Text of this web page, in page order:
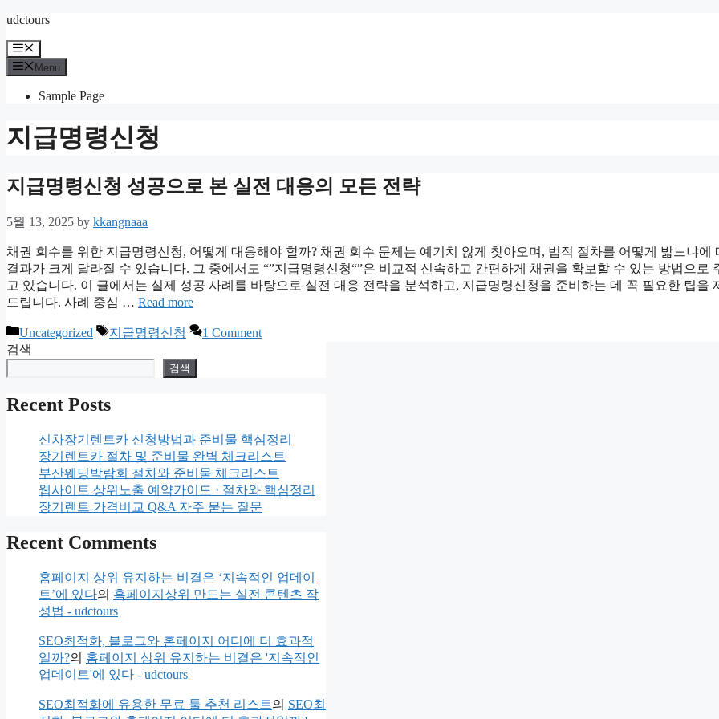
Skip
content
udctours
Menu
Menu
Sample Page
지급명령신청
지급명령신청 성공으로 본 실전 대응의 모든 전략
5월 13, 2025 by kkangnaaa
채권 회수를 위한 지급명령신청, 어떻게 대응해야 할까? 채권 회수 문제는 예기치 않게 찾아오며, 법적 절차를 어떻게 밟느냐에
결과가 크게 달라질 수 있습니다. 그 중에서도 “”지급명령신청“”은 비교적 신속하고 간편하게 채권을 확보할 수 있는 방법으로
고 있습니다. 이 글에서는 실제 성공 사례를 바탕으로 실전 대응 전략을 분석하고, 지급명령신청을 준비하는 데 꼭 필요한 팁을
드립니다. 사례 중심 … Read more
Categories
Uncategorized Tags
지급명령신청
1 Comment
검색
검색
Recent Posts
신차장기렌트카 신청방법과 준비물 핵심정리
장기렌트카 절차 및 준비물 완벽 체크리스트
부산웨딩박람회 절차와 준비물 체크리스트
웹사이트 상위노출 예약가이드 · 절차와 핵심정리
장기렌트 가격비교 Q&A 자주 묻는 질문
Recent Comments
홈페이지 상위 유지하는 비결은 ‘지속적인 업데이
트’에 있다의 홈페이지상위 만드는 실전 콘텐츠 작
성법 - udctours
SEO최적화, 블로그와 홈페이지 어디에 더 효과적
일까?의 홈페이지 상위 유지하는 비결은 '지속적인
업데이트'에 있다 - udctours
SEO최적화에 유용한 무료 툴 추천 리스트의 SEO최